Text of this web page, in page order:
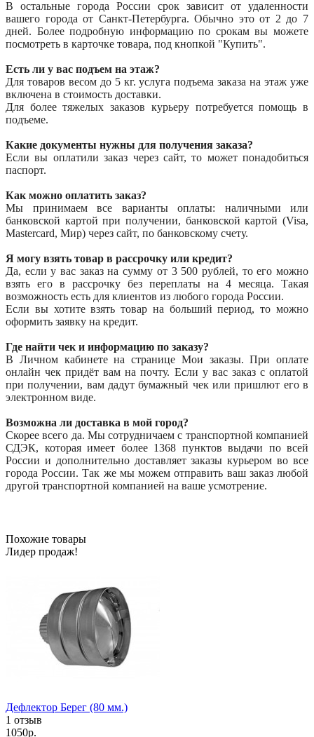
В остальные города России срок зависит от удаленности
вашего города от Санкт-Петербурга. Обычно это от 2 до 7
дней. Более подробную информацию по срокам вы можете
посмотреть в карточке товара, под кнопкой "Купить".
Есть ли у вас подъем на этаж?
Для товаров весом до 5 кг. услуга подъема заказа на этаж уже
включена в стоимость доставки.
Для более тяжелых заказов курьеру потребуется помощь в
подъеме.
Какие документы нужны для получения заказа?
Если вы оплатили заказ через сайт, то может понадобиться
паспорт.
Как можно оплатить заказ?
Мы принимаем все варианты оплаты: наличными или
банковской картой при получении, банковской картой (Visa,
Mastercard, Мир) через сайт, по банковскому счету.
Я могу взять товар в рассрочку или кредит?
Да, если у вас заказ на сумму от 3 500 рублей, то его можно
взять его в рассрочку без переплаты на 4 месяца. Такая
возможность есть для клиентов из любого города России.
Если вы хотите взять товар на больший период, то можно
оформить заявку на кредит.
Где найти чек и информацию по заказу?
В Личном кабинете на странице Мои заказы. При оплате
онлайн чек придёт вам на почту. Если у вас заказ с оплатой
при получении, вам дадут бумажный чек или пришлют его в
электронном виде.
Возможна ли доставка в мой город?
Скорее всего да. Мы сотрудничаем с транспортной компанией
СДЭК, которая имеет более 1368 пунктов выдачи по всей
России и дополнительно доставляет заказы курьером во все
города России. Так же мы можем отправить ваш заказ любой
другой транспортной компанией на ваше усмотрение.
Похожие товары
Лидер продаж!
Дефлектор Берег (80 мм.)
1 отзыв
1050р.